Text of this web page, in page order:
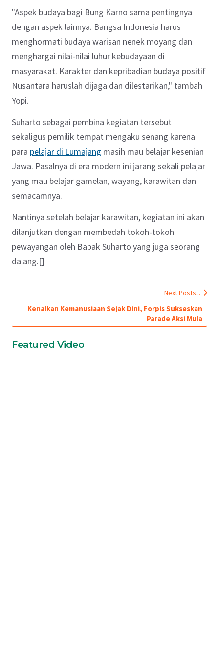
"Aspek budaya bagi Bung Karno sama pentingnya
dengan aspek lainnya. Bangsa Indonesia harus
menghormati budaya warisan nenek moyang dan
menghargai nilai-nilai luhur kebudayaan di
masyarakat. Karakter dan kepribadian budaya positif
Nusantara haruslah dijaga dan dilestarikan," tambah
Yopi.
Suharto sebagai pembina kegiatan tersebut
sekaligus pemilik tempat mengaku senang karena
para pelajar di Lumajang masih mau belajar kesenian
Jawa. Pasalnya di era modern ini jarang sekali pelajar
yang mau belajar gamelan, wayang, karawitan dan
semacamnya.
Nantinya setelah belajar karawitan, kegiatan ini akan
dilanjutkan dengan membedah tokoh-tokoh
pewayangan oleh Bapak Suharto yang juga seorang
dalang.[]
Next Posts...
Kenalkan Kemanusiaan Sejak Dini, Forpis Sukseskan
Parade Aksi Mula
Featured Video